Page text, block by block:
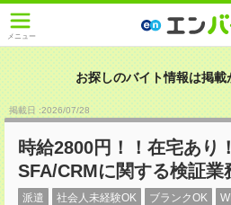
メニュー
お探しのバイト情報は掲載
掲載日 :2026/07/28
時給2800円！！在宅あり
SFA/CRMに関する検証業
派遣 社会人未経験OK ブランクOK